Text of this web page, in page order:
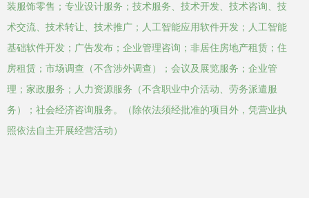
装服饰零售；专业设计服务；技术服务、技术开发、技术咨询、技
术交流、技术转让、技术推广；人工智能应用软件开发；人工智能
基础软件开发；广告发布；企业管理咨询；非居住房地产租赁；住
房租赁；市场调查（不含涉外调查）；会议及展览服务；企业管
理；家政服务；人力资源服务（不含职业中介活动、劳务派遣服
务）；社会经济咨询服务。（除依法须经批准的项目外，凭营业执
照依法自主开展经营活动）